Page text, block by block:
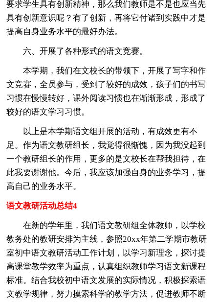
要求学生具有创新精神，那么我们教师是不是也应当先
具有创新意识呢？有了创新，再将它付诸到实践中才是
提高自身业务水平的最好办法。
六、开展了各种形式的语文竞赛。
本学期，我们在文校长的带领下，开展了写字和作
文竞赛，全员参与，受到了较好的成效，孩子们的书写
习惯在慢慢转好，课外阅读习惯也在渐渐形成，形成了
较好的语文学习习惯。
以上是本学期语文组开展的活动，有成效更有不
足。作为语文教研组长，我觉得很惭愧，因为我没起到
一个教研组长的作用，更多的是文校长在帮我担待，在
此我要谢谢他。今后，我应该加强自身的业务学习，提
高自己的业务水平。
语文教研活动总结4
在新的学年里，我们语文教研组全体教师，以学校
教务处的教研安排为主线，参照20xx年第二学期市教研
室初中语文教研活动工作计划，以学习新理念，探讨提
高课堂教学效率为重点，认真组织教师学习语文新课程
标准。结合我校初中语文发展的实际情况，积极探索语
文教学规律，努力摸索科学的教学方法，促进教师不断